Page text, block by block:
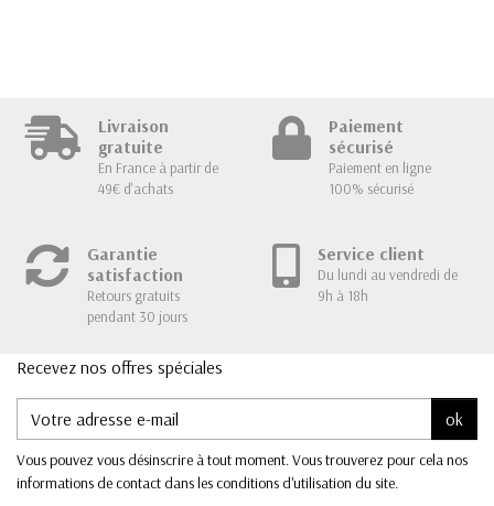
Livraison
gratuite
En France à partir de
49€ d'achats
Paiement
sécurisé
Paiement en ligne
100% sécurisé
Garantie
satisfaction
Retours gratuits
pendant 30 jours
Service client
Du lundi au vendredi de
9h à 18h
Recevez nos offres spéciales
ok
Vous pouvez vous désinscrire à tout moment. Vous trouverez pour cela nos
informations de contact dans les conditions d'utilisation du site.